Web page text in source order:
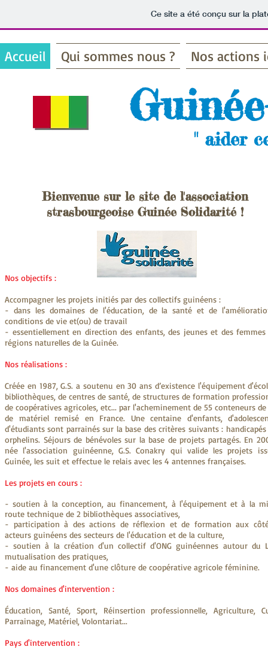
Ce site a été conçu sur la
Accueil Qui sommes nous ? Nos actions
" aider
Bienvenue sur le site de l'association
strasbourgeoise Guinée Solidarité !
​​Nos objectifs :
Accompagner les projets initiés par des collectifs guinéens :
- dans les domaines de l'éducation, de la santé et de
conditions de vie et(ou) de travail
- essentiellement en direction des enfants, des jeunes et des femmes
régions naturelles de la Guinée.
Nos réalisations :
Créée en 1987, G.S. a soutenu en 30 ans d’existence l'équipement
bibliothèques, de centres de santé, de structures de formation
de coopératives agricoles, etc... par l'acheminement de 55 conteneurs
de matériel remisé en France. Une centaine d'enfants,
d'étudiants sont parrainés sur la base des critères suivants :
orphelins. Séjours de bénévoles sur la base de projets partagés. En
née l'association guinéenne, G.S. Conakry qui valide les projets
Guinée, les suit et effectue le relais avec les 4 antennes françaises.
Les projets en cours :​
- soutien à la conception, au financement, à l'équipement et à la
route technique de 2 bibliothèques associatives,
- participation à des actions de réflexion et de formation aux
acteurs guinéens des secteurs de l'éducation et de la culture,​
- soutien à la création d'un collectif d'ONG guinéennes autour du
mutualisation des pratiques,​
- aide au financement d'une clôture de coopérative agricole féminine.
Nos domaines d'intervention :
Éducation, Santé, Sport, Réinsertion professionnelle, Agriculture,
Parrainage, Matériel, Volontariat...
Pays d'intervention :